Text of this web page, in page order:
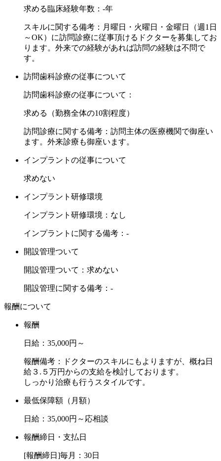
求める臨床経験年数：-年
スキルに関する備考：月曜日・火曜日・金曜日（週1日
～OK）に訪問診療に従事頂けるドクターを募集してお
ります。外来での経験があれば訪問の経験は不問で
す。
訪問歯科診療の従事について
訪問歯科診療の従事について：
求める（勤務全体の10割程度）
訪問診療に関する備考：訪問主体の医療機関で御座い
ます。外来診療も御座います。
インプラントの従事について
求めない
インプラント研修環境
インプラント研修環境：なし
インプラントに関する備考：-
開設管理ついて
開設管理ついて：求めない
開設管理に関する備考：-
報酬について
報酬
日給：35,000円～
報酬備考：ドクターのスキルにもよりますが、概ね日
給３.５万円からの支給を検討しております。
しっかり治療も行うスタイルです。
最低保障額（月額）
日給：35,000円～応相談
報酬締日・支払日
[報酬締日]毎月：30日